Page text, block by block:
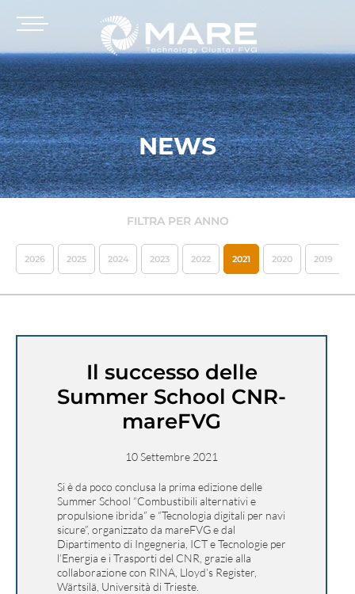
NEWS
FILTRA PER ANNO
2026 2025 2024 2023 2022 2021 2020 2019
Il successo delle
Summer School CNR-
mareFVG
10 Settembre 2021
Si è da poco conclusa la prima edizione delle
Summer School “Combustibili alternativi e
propulsione ibrida” e “Tecnologia digitali per navi
sicure”, organizzato da mareFVG e dal
Dipartimento di Ingegneria, ICT e Tecnologie per
l’Energia e i Trasporti del CNR, grazie alla
collaborazione con RINA, Lloyd’s Register,
Wärtsilä, Università di Trieste.